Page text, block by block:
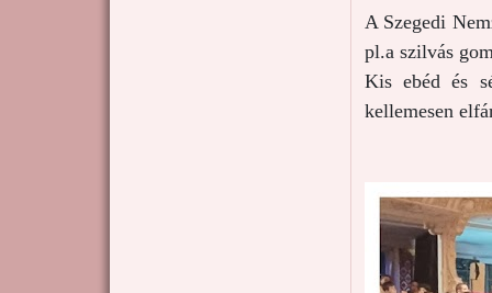
A Szegedi
pl.a szilvás
Kis ebéd és
kellemesen